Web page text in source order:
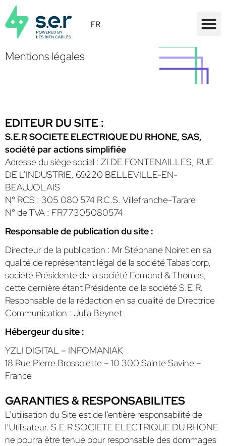
FR
Mentions légales
EDITEUR DU SITE :
S.E.R SOCIETE ELECTRIQUE DU RHONE, SAS,
société par actions simplifiée
Adresse du siège social : ZI DE FONTENAILLES, RUE
DE L’INDUSTRIE, 69220 BELLEVILLE-EN-
BEAUJOLAIS
N° RCS : 305 080 574 R.C.S. Villefranche-Tarare
N° de TVA : FR77305080574
Responsable de publication du site :
Directeur de la publication : Mr Stéphane Noiret en sa
qualité de représentant légal de la société Tabas’corp,
société Présidente de la société Edmond & Thomas,
cette dernière étant Présidente de la société S.E.R.
Responsable de la rédaction en sa qualité de Directrice
Communication : Julia Beynet
Hébergeur du site :
YZLI DIGITAL – INFOMANIAK
18 Rue Pierre Brossolette – 10 300 Sainte Savine –
France
GARANTIES & RESPONSABILITES
L’utilisation du Site est de l’entière responsabilité de
l’Utilisateur. S.E.R SOCIETE ELECTRIQUE DU RHONE
ne pourra être tenue pour responsable des dommages